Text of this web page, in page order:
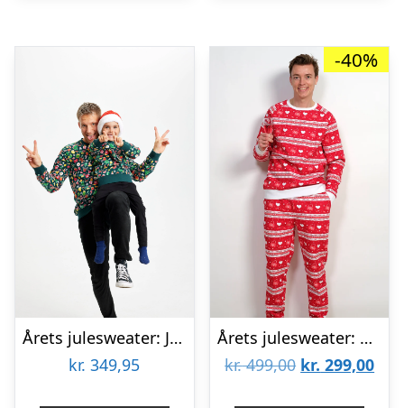
Årets julesweater: Julesweatshirt – herre / mænd. Ugly Christmas Sweater lavet i Danmark
kr. 349,95
-40%
Årets julesweater: Valentinssæt Rød – herre / mænd. Ugly Christmas Sweater lavet i Danmark
kr.499,00 Den
kr. 299,00Den